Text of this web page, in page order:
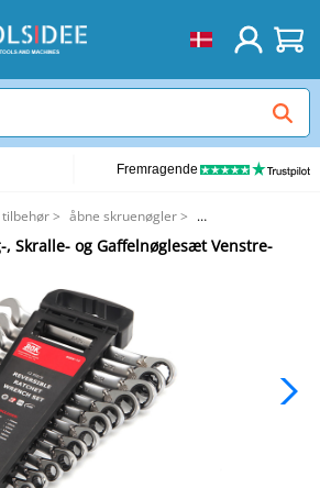
Fremragende
> åbne skruenøgler>
og Gaffelnøglesæt Venstre-Højre.
, Skralle- og Gaffelnøglesæt Venstre-